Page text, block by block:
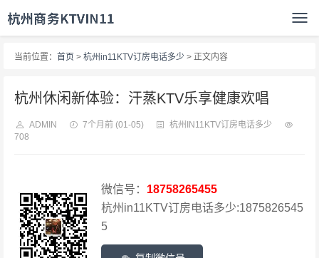
当前位置： 首页 > 杭州in11KTV订房电话多少 > 正文内容
杭州休闲新体验：汗蒸KTV乐享健康欢唱
ADMIN 7个月前 (01-05)
杭州IN11KTV订房电话多少
708
微信号： 18758265455
杭州in11KTV订房电话多少:1875826545
5